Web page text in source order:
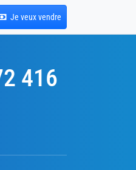
Je veux vendre